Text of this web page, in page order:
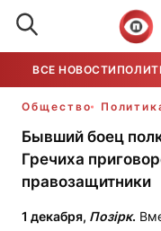
ВСЕ НОВОСТИ
Общество
Бывший боец
Гречиха
правозащитники
1 декабря, Позірк.